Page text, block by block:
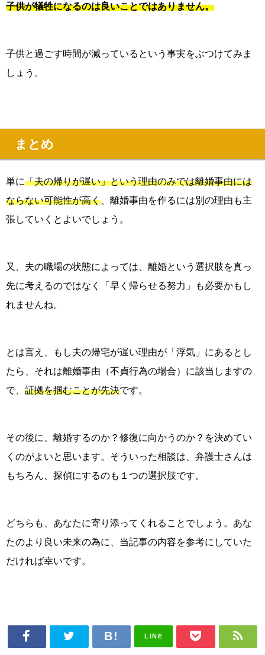
子供が犠牲になるのは良いことではありません。
子供と過ごす時間が減っているという事実をぶつけてみま
しょう。
まとめ
単に「夫の帰りが遅い」という理由のみでは離婚事由には
ならない可能性が高く 、離婚事由を作るには別の理由も主
張していくとよいでしょう。
又、夫の職場の状態によっては、離婚という選択肢を真っ
先に考えるのではなく「早く帰らせる努力」も必要かもし
れませんね。
とは言え、もし夫の帰宅が遅い理由が「浮気」にあるとし
たら、それは離婚事由（不貞行為の場合）に該当しますの
で、 証拠を掴むことが先決です。
その後に、離婚するのか？修復に向かうのか？を決めてい
くのがよいと思います。そういった相談は、弁護士さんは
もちろん、探偵にするのも１つの選択肢です。
どちらも、あなたに寄り添ってくれることでしょう。あな
たのより良い未来の為に、当記事の内容を参考にしていた
だければ幸いです。
LINE